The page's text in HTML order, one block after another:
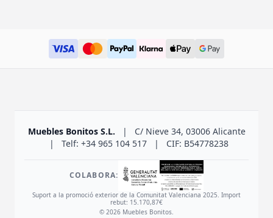
Muebles Bonitos S.L. |
C/ Nieve 34, 03006 Alicante
|
Telf: +34 965 104 517 | CIF: B54778238
COLABORA:
Suport a la promoció exterior de la Comunitat Valenciana 2025. Import
rebut: 15.170,87€
© 2026 Muebles Bonitos.